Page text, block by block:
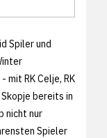
Spiler und
RK Celje, RK
bereits in
nicht nur
Spieler